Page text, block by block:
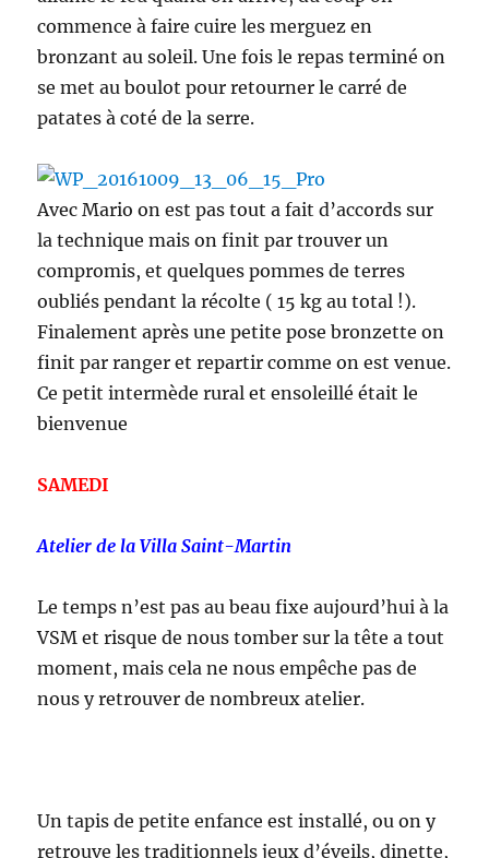
commence à faire cuire les merguez en
bronzant au soleil. Une fois le repas terminé on
se met au boulot pour retourner le carré de
patates à coté de la serre.
Avec Mario on est pas tout a fait d’accords sur
la technique mais on finit par trouver un
compromis, et quelques pommes de terres
oubliés pendant la récolte ( 15 kg au total !).
Finalement après une petite pose bronzette on
finit par ranger et repartir comme on est venue.
Ce petit intermède rural et ensoleillé était le
bienvenue
SAMEDI
Atelier de la Villa Saint-Martin
Le temps n’est pas au beau fixe aujourd’hui à la
VSM et risque de nous tomber sur la tête a tout
moment, mais cela ne nous empêche pas de
nous y retrouver de nombreux atelier.
Un tapis de petite enfance est installé, ou on y
retrouve les traditionnels jeux d’éveils, dinette,